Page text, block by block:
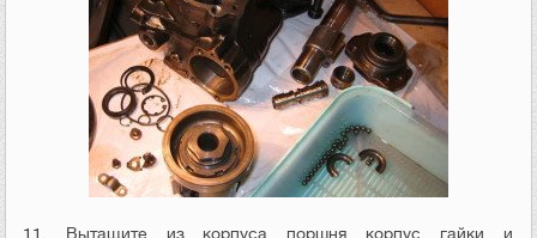
11. Вытащите из корпуса поршня корпус гайки и